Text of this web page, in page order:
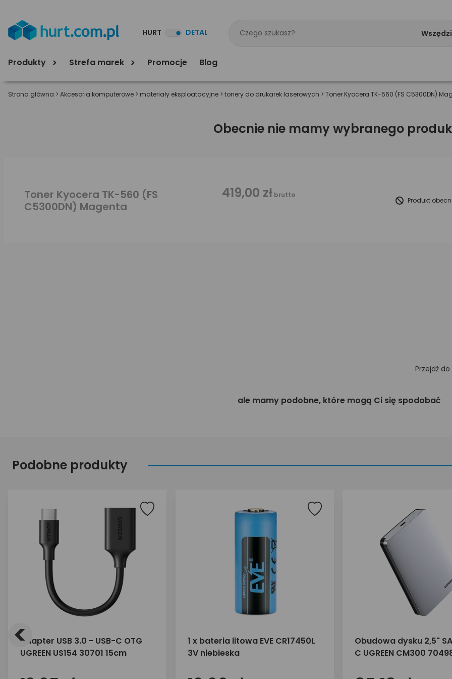
HURT DETAL
Produkty Strefa marek Promocje Blog
Strona główna > Akcesoria komputerowe > materiały eksploatacyjne > tonery do drukarek laserowych > Toner Kyocera TK-560 (FS C5300DN)
Obecnie nie mamy wybranego
Toner Kyocera TK-560 (FS
C5300DN) Magenta
419,00 zł brutto
Produkt
Przejdź do
ale mamy podobne, które mogą Ci się spodobać
Podobne produkty
Adapter USB 3.0 - USB-C OTG
UGREEN US154 30701 15cm
1 x bateria litowa EVE CR17450L
3V niebieska
Obudowa dysku 2,5"
C UGREEN CM300
<